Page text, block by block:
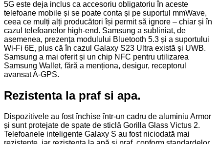
5G este deja inclus ca accesoriu obligatoriu în aceste
telefoane mobile și se poate conta și pe suportul mmWave,
ceea ce mulți alți producători își permit să ignore – chiar și în
cazul telefoanelor high-end. Samsung a subliniat, de
asemenea, prezența modulului Bluetooth 5.3 și a suportului
Wi-Fi 6E, plus că în cazul Galaxy S23 Ultra există și UWB.
Samsung a mai oferit și un chip NFC pentru utilizarea
Samsung Wallet, fără a menționa, desigur, receptorul
avansat A-GPS.
Rezistenta la praf si apa.
Dispozitivele au fost închise într-un cadru de aluminiu Armor
și sunt protejate de spate de sticlă Gorilla Glass Victus 2.
Telefoanele inteligente Galaxy S au fost niciodată mai